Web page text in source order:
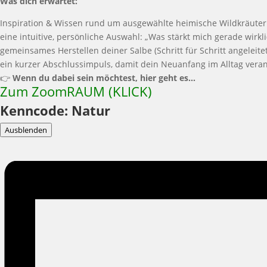
Inspiration & Wissen rund um ausgewählte heimische Wildkräuter
eine intuitive, persönliche Auswahl: „Was stärkt mich gerade
gemeinsames Herstellen deiner Salbe (Schritt für Schritt
ein kurzer Abschlussimpuls, damit dein Neuanfang im Alltag
👉 Wenn du dabei sein möchtest, hier geht es…
Zum ZoomRAUM (KLICK)
Kenncode: Natur
Ausblenden